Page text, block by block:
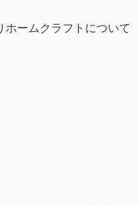
ホームクラフトについて